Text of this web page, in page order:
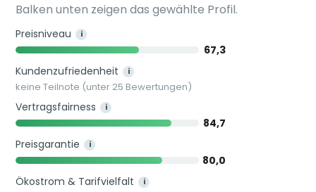
Balken unten zeigen das gewählte Profil.
Preisniveau i
67,3
Kundenzufriedenheit
i
keine Teilnote (unter 25 Bewertungen)
Vertragsfairness i
84,7
Preisgarantie
i
80,0
Ökostrom & Tarifvielfalt
i